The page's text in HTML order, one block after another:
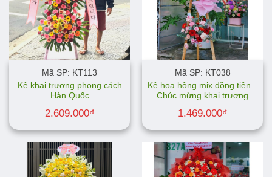
Mã SP: KT113
Kệ khai trương phong cách
Hàn Quốc
2.609.000₫
Mã SP: KT038
Kệ hoa hồng mix đồng tiền –
Chúc mừng khai trương
1.469.000₫